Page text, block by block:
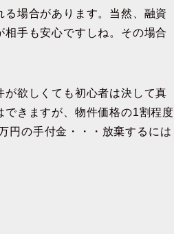
場合があります。当然、融資
手も安心ですしね。その場合
欲しくても初心者は決して真
きますが、物件価格の1割程度
円の手付金・・・放棄するには